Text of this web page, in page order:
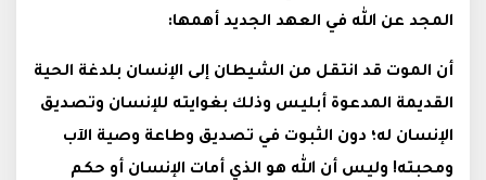
المجد عن الله في العهد الجديد أهمها:
أن الموت قد انتقل من الشيطان إلى الإنسان بلدغة الحية
القديمة المدعوة أبليس وذلك بغوايته للإنسان وتصديق
الإنسان له؛ دون الثبوت في تصديق وطاعة وصية الآب
ومحبته! وليس أن الله هو الذي أمات الإنسان أو حكم